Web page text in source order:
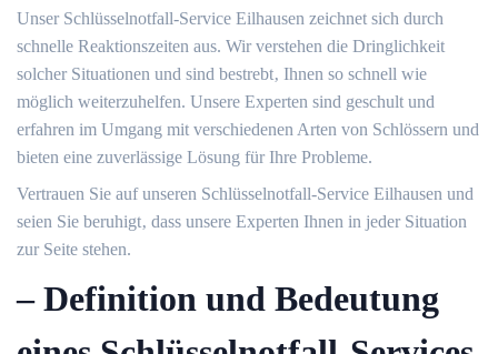
Unser Schlüsselnotfall-Service Eilhausen zeichnet sich durch
schnelle Reaktionszeiten aus.​ Wir verstehen die Dringlichkeit
solcher Situationen und sind bestrebt‚ Ihnen so schnell wie
möglich weiterzuhelfen. Unsere Experten sind geschult und
erfahren im Umgang mit verschiedenen Arten von Schlössern und
bieten eine zuverlässige Lösung für Ihre Probleme.
Vertrauen Sie auf unseren Schlüsselnotfall-Service Eilhausen und
seien Sie beruhigt‚ dass unsere Experten Ihnen in jeder Situation
zur Seite stehen.​
– Definition und Bedeutung